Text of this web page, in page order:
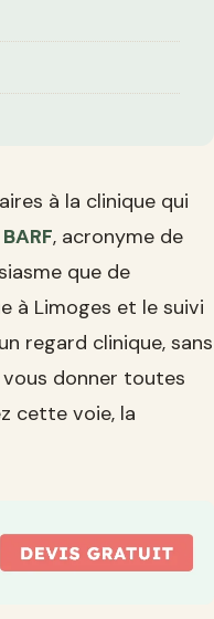
à la clinique qui
BARF, acronyme de
que de
à Limoges et le suivi
regard clinique, sans
donner toutes
cette voie, la